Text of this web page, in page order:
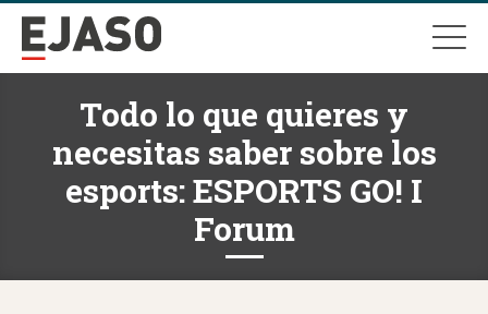
Todo lo que quieres y
necesitas saber sobre los
esports: ESPORTS GO! I
Forum